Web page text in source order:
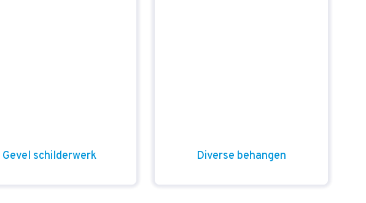
Gevel schilderwerk Diverse behangen